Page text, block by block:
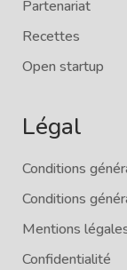
Partenariat
Recettes
Open startup
Légal
Conditions
Conditions
Mentions
Confidentialité